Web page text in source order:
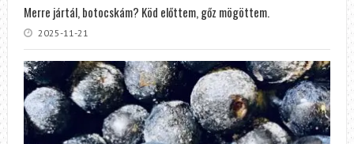
Merre jártál, botocskám? Köd előttem, gőz mögöttem.
2025-11-21